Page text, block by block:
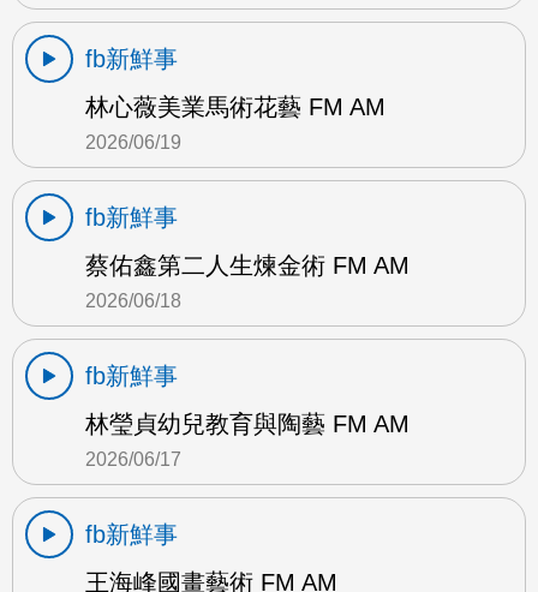
fb新鮮事
林心薇美業馬術花藝 FM AM
2026/06/19
fb新鮮事
蔡佑鑫第二人生煉金術 FM AM
2026/06/18
fb新鮮事
林瑩貞幼兒教育與陶藝 FM AM
2026/06/17
fb新鮮事
王海峰國畫藝術 FM AM